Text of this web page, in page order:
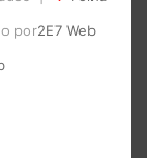
por2E7 Web